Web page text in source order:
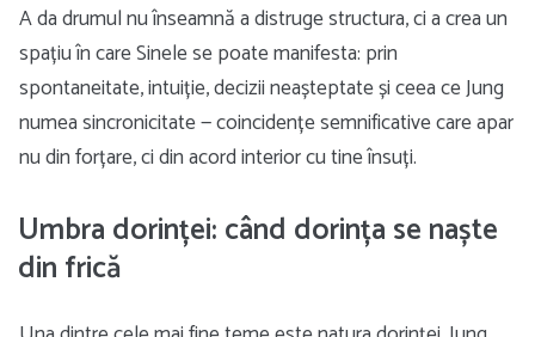
A da drumul nu înseamnă a distruge structura, ci a crea un
spațiu în care Sinele se poate manifesta: prin
spontaneitate, intuiție, decizii neașteptate și ceea ce Jung
numea sincronicitate — coincidențe semnificative care apar
nu din forțare, ci din acord interior cu tine însuți.
Umbra dorinței: când dorința se naște
din frică